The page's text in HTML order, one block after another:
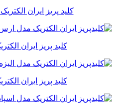
کلید پریز ایران
کلید پریز ایران
کلید پریز ایران